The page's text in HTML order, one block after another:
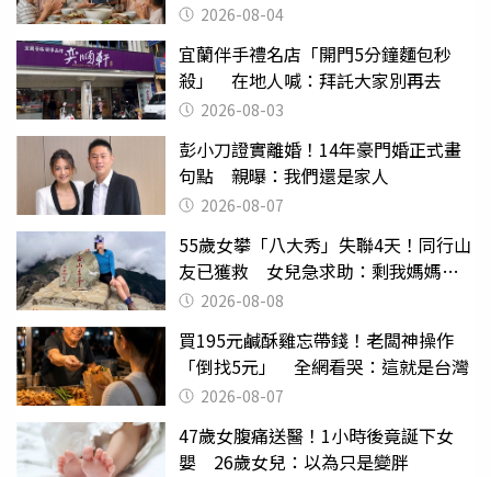
2026-08-04
宜蘭伴手禮名店「開門5分鐘麵包秒
殺」 在地人喊：拜託大家別再去
2026-08-03
彭小刀證實離婚！14年豪門婚正式畫
句點 親曝：我們還是家人
2026-08-07
55歲女攀「八大秀」失聯4天！同行山
友已獲救 女兒急求助：剩我媽媽還
沒找到
2026-08-08
買195元鹹酥雞忘帶錢！老闆神操作
「倒找5元」 全網看哭：這就是台灣
2026-08-07
47歲女腹痛送醫！1小時後竟誕下女
嬰 26歲女兒：以為只是變胖